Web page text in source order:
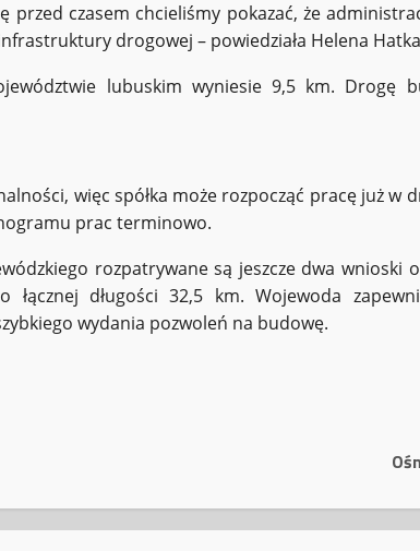
przed czasem chcieliśmy pokazać, że
drogowej – powiedziała Helena
lubuskim wyniesie 9,5 km. Drogę
więc spółka może rozpocząć pracę już w
prac terminowo.
rozpatrywane są jeszcze dwa wnioski
długości 32,5 km. Wojewoda
wydania pozwoleń na budowę.